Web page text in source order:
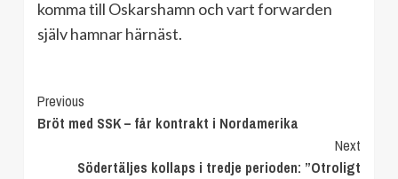
komma till Oskarshamn och vart forwarden
själv hamnar härnäst.
Continue
Reading
Previous
Bröt med SSK – får kontrakt i Nordamerika
Next
Södertäljes kollaps i tredje perioden: ”Otroligt